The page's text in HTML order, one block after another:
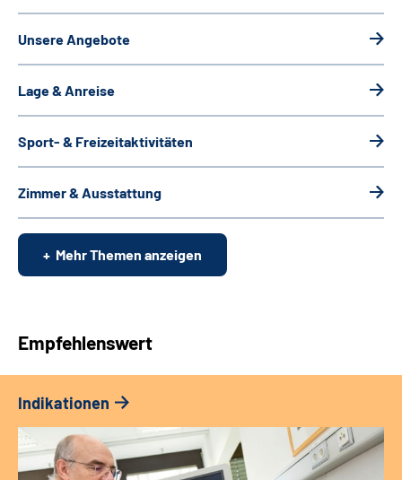
Unsere Angebote
Lage & Anreise
Sport- & Freizeitaktivitäten
Zimmer & Ausstattung
Mehr Themen anzeigen
Empfehlenswert
Indikationen